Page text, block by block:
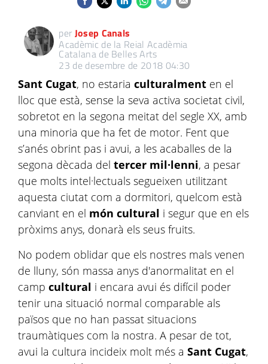
per Josep Canals
Acadèmic de la Reial Acadèmia
Catalana de Belles Arts
23 de desembre de 2018 04:30
Sant Cugat, no estaria culturalment en el
lloc que està, sense la seva activa societat civil,
sobretot en la segona meitat del segle XX, amb
una minoria que ha fet de motor. Fent que
s’anés obrint pas i avui, a les acaballes de la
segona dècada del tercer mil·lenni, a pesar
que molts intel·lectuals segueixen utilitzant
aquesta ciutat com a dormitori, quelcom està
canviant en el món cultural i segur que en els
pròxims anys, donarà els seus fruits.
No podem oblidar que els nostres mals venen
de lluny, són massa anys d'anormalitat en el
camp cultural i encara avui és difícil poder
tenir una situació normal comparable als
països que no han passat situacions
traumàtiques com la nostra. A pesar de tot,
avui la cultura incideix molt més a Sant Cugat,